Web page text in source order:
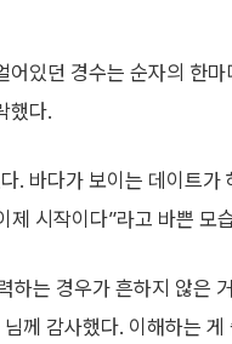
있던 경수는 순자의 한
했다.
. 바다가 보이는 데이트
제 시작이다”라고 바쁜 모
하는 경우가 흔하지 않은
께 감사했다. 이해하는